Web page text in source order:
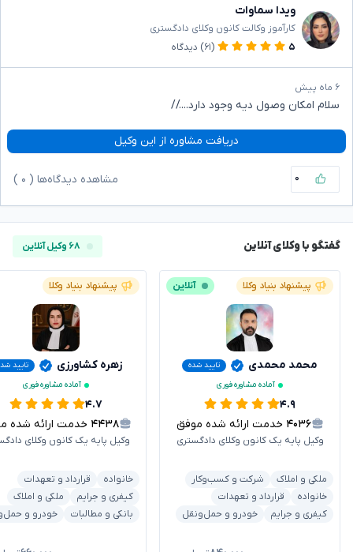
ویدا سماوات
کارآموز وکالت کانون وکلای دادگستری
۵
(۶۱) دیدگاه
۶ ماه پیش
سلام امکان وصول دیه وجود دارد....//
دریافت مشاوره از این وکیل
۰ مشاهده دیدگاه‌ها ( ۰
گفتگو با وکلای آنلاین ۶۸ وکیل آنلاین
پیشنهاد بنیاد وکلا آنلاین
محمد محمدی
تایید شده
آماده مشاوره فوری
۴.۹
۴۰۳۶ خدمت ارائه شده موفق
وکیل پایه یک کانون وکلای دادگستری
ملکی و املاک
شرکت و کسب‌وکار
خانواده
قرارداد و تعهدات
کیفری و جرایم
خودرو و حمل‌ونقل
پیشنهاد بنیاد وکلا
زهره کشاورزی
تایید
آماده مشاوره فوری
۴.۷
۴۴۳۸ خدمت ارائه شده موفق
وکیل پایه یک کانون وکلای
خانواده
قرارداد و تعهدات
کیفری و جرایم
ملکی و املاک
بانکی و مطالبات
خودرو و